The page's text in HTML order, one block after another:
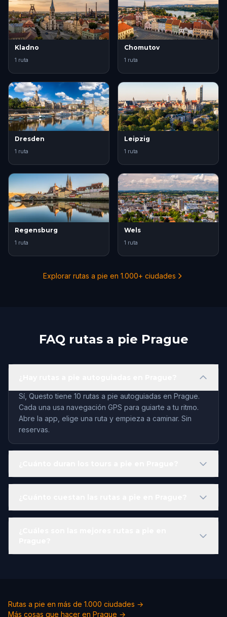
Kladno
1 ruta
Chomutov
1 ruta
Dresden
1 ruta
Leipzig
1 ruta
Regensburg
1 ruta
Wels
1 ruta
Explorar rutas a pie en 1.000+ ciudades
FAQ rutas a pie Prague
Sí, Questo tiene 10 rutas a pie autoguiadas en Prague.
Cada una usa navegación GPS para guiarte a tu ritmo.
Abre la app, elige una ruta y empieza a caminar. Sin
reservas.
Rutas a pie en más de 1.000 ciudades →
Más cosas que hacer en Prague →